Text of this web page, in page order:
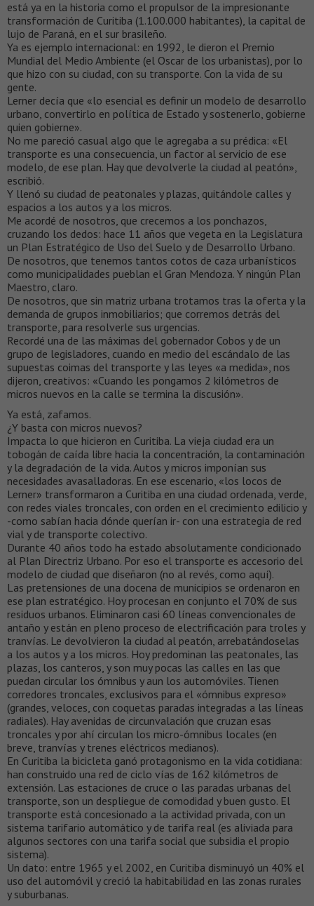
está ya en la historia como el propulsor de la impresionante
transformación de Curitiba (1.100.000 habitantes), la capital de
lujo de Paraná, en el sur brasileño.
Ya es ejemplo internacional: en 1992, le dieron el Premio
Mundial del Medio Ambiente (el Oscar de los urbanistas), por lo
que hizo con su ciudad, con su transporte. Con la vida de su
gente.
Lerner decía que «lo esencial es definir un modelo de desarrollo
urbano, convertirlo en política de Estado y sostenerlo, gobierne
quien gobierne».
No me pareció casual algo que le agregaba a su prédica: «El
transporte es una consecuencia, un factor al servicio de ese
modelo, de ese plan. Hay que devolverle la ciudad al peatón»,
escribió.
Y llenó su ciudad de peatonales y plazas, quitándole calles y
espacios a los autos y a los micros.
Me acordé de nosotros, que crecemos a los ponchazos,
cruzando los dedos: hace 11 años que vegeta en la Legislatura
un Plan Estratégico de Uso del Suelo y de Desarrollo Urbano.
De nosotros, que tenemos tantos cotos de caza urbanísticos
como municipalidades pueblan el Gran Mendoza. Y ningún Plan
Maestro, claro.
De nosotros, que sin matriz urbana trotamos tras la oferta y la
demanda de grupos inmobiliarios; que corremos detrás del
transporte, para resolverle sus urgencias.
Recordé una de las máximas del gobernador Cobos y de un
grupo de legisladores, cuando en medio del escándalo de las
supuestas coimas del transporte y las leyes «a medida», nos
dijeron, creativos: «Cuando les pongamos 2 kilómetros de
micros nuevos en la calle se termina la discusión».
Ya está, zafamos.
¿Y basta con micros nuevos?
Impacta lo que hicieron en Curitiba. La vieja ciudad era un
tobogán de caída libre hacia la concentración, la contaminación
y la degradación de la vida. Autos y micros imponían sus
necesidades avasalladoras. En ese escenario, «los locos de
Lerner» transformaron a Curitiba en una ciudad ordenada, verde,
con redes viales troncales, con orden en el crecimiento edilicio y
-como sabían hacia dónde querían ir- con una estrategia de red
vial y de transporte colectivo.
Durante 40 años todo ha estado absolutamente condicionado
al Plan Directriz Urbano. Por eso el transporte es accesorio del
modelo de ciudad que diseñaron (no al revés, como aquí).
Las pretensiones de una docena de municipios se ordenaron en
ese plan estratégico. Hoy procesan en conjunto el 70% de sus
residuos urbanos. Eliminaron casi 60 líneas convencionales de
antaño y están en pleno proceso de electrificación para troles y
tranvías. Le devolvieron la ciudad al peatón, arrebatándoselas
a los autos y a los micros. Hoy predominan las peatonales, las
plazas, los canteros, y son muy pocas las calles en las que
puedan circular los ómnibus y aun los automóviles. Tienen
corredores troncales, exclusivos para el «ómnibus expreso»
(grandes, veloces, con coquetas paradas integradas a las líneas
radiales). Hay avenidas de circunvalación que cruzan esas
troncales y por ahí circulan los micro-ómnibus locales (en
breve, tranvías y trenes eléctricos medianos).
En Curitiba la bicicleta ganó protagonismo en la vida cotidiana:
han construido una red de ciclo vías de 162 kilómetros de
extensión. Las estaciones de cruce o las paradas urbanas del
transporte, son un despliegue de comodidad y buen gusto. El
transporte está concesionado a la actividad privada, con un
sistema tarifario automático y de tarifa real (es aliviada para
algunos sectores con una tarifa social que subsidia el propio
sistema).
Un dato: entre 1965 y el 2002, en Curitiba disminuyó un 40% el
uso del automóvil y creció la habitabilidad en las zonas rurales
y suburbanas.